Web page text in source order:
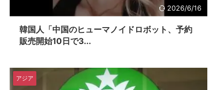
2026/6/16
韓国人「中国のヒューマノイドロボット、予約
販売開始10日で3...
アジア